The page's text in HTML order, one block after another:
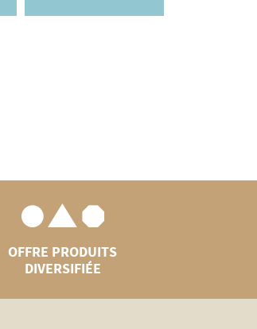
OFFRE PRODUITS
DIVERSIFIÉE